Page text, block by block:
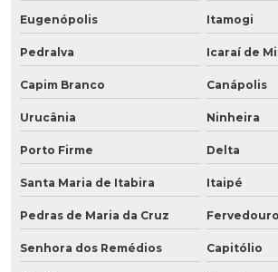
Eugenópolis Itamogi
Pedralva Icaraí de
Capim Branco Canápolis
Urucânia Ninheira
Porto Firme Delta
Santa Maria de Itabira Itaipé
Pedras de Maria da Cruz Fervedouro
Senhora dos Remédios Capitólio